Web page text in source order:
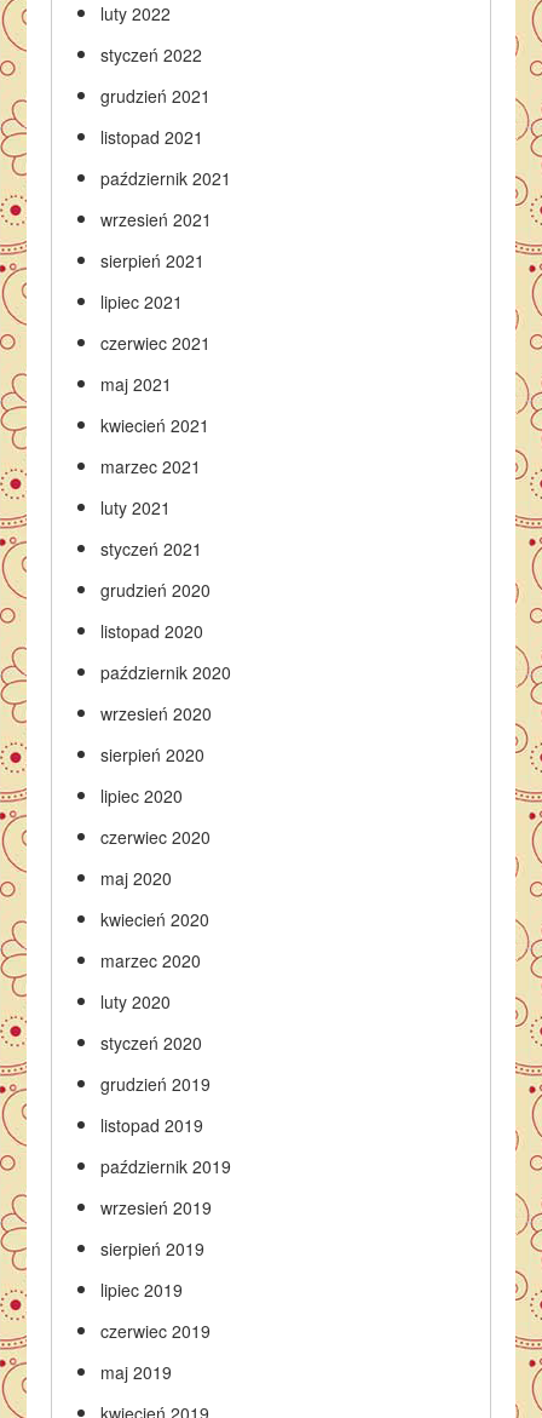
luty 2022
styczeń 2022
grudzień 2021
listopad 2021
październik 2021
wrzesień 2021
sierpień 2021
lipiec 2021
czerwiec 2021
maj 2021
kwiecień 2021
marzec 2021
luty 2021
styczeń 2021
grudzień 2020
listopad 2020
październik 2020
wrzesień 2020
sierpień 2020
lipiec 2020
czerwiec 2020
maj 2020
kwiecień 2020
marzec 2020
luty 2020
styczeń 2020
grudzień 2019
listopad 2019
październik 2019
wrzesień 2019
sierpień 2019
lipiec 2019
czerwiec 2019
maj 2019